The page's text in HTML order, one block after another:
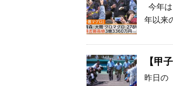
今年
年以来
【甲
昨日の